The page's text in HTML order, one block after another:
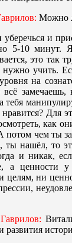
Можно
и
5-10 минут.
это так
нужно учить.
на
всё
тебя
Для
как
потом чем ты
ты нашёл, то
и никак,
а ценности
целям, ни
развития